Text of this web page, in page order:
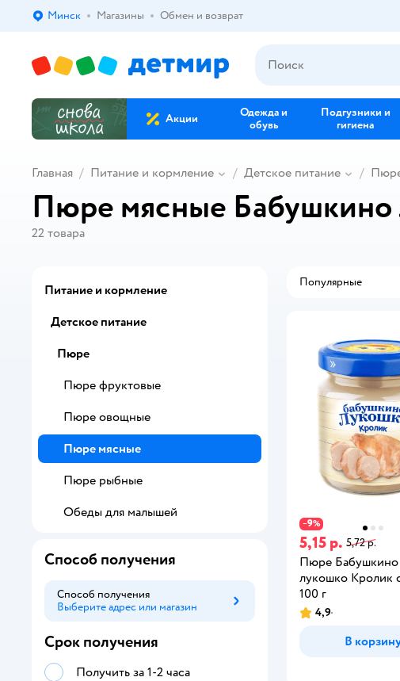
Выбор адреса доставки.
Минск Магазины Обмен и возврат
Акции
Одежда и
обувь
Подгузники и
гигиена
Главная Питание и кормление Детское питание
Пюре мясные Бабушкино
22 товара
Популярные
−9%
5,15 р. 5,72 р.
Пюре Бабушкино
лукошко Кролик
100 г
4,9
В
Питание и кормление
Детское питание
Пюре
Пюре фруктовые
Пюре овощные
Пюре мясные
Пюре рыбные
Обеды для малышей
Способ получения
Способ получения
Выберите адрес или магазин
Способ получения
Срок получения
Получить за 1-2 часа